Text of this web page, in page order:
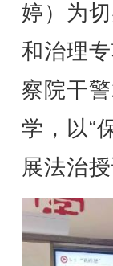
婷）为
和治理
察院干
学，以“
展法治授